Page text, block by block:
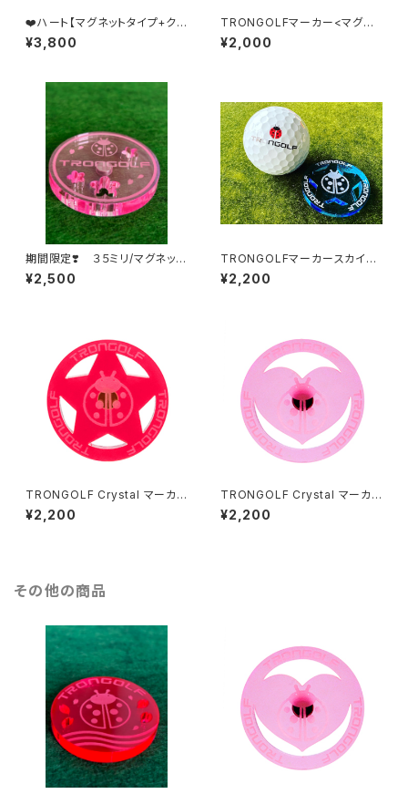
❤️ハート【マグネットタイプ+クリ
ップ パッケージ】
¥3,800
TRONGOLFマーカー<マグネ
ット>(サクラ)
¥2,000
期間限定❣️ ３５ミリ/マグネッ
ト サクラデザイン
¥2,500
TRONGOLFマーカースカイブ
ルー スター/マグネットタイプ
¥2,200
TRONGOLF Crystal マーカ
ー／マグネット／ スター
¥2,200
TRONGOLF Crystal マーカ
ー／マグネット／ ハート
¥2,200
その他の商品